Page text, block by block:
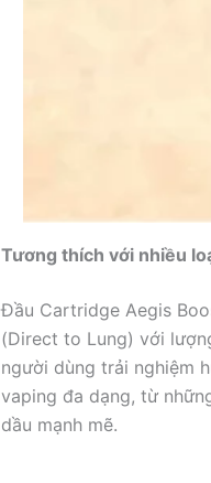
Tương thích với nhiều
Đầu Cartridge Aegis
(Direct to Lung) với
người dùng trải nghiệm
vaping đa dạng, từ
dầu mạnh mẽ.